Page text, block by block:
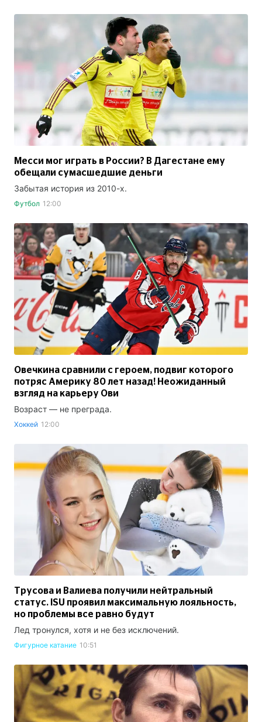
Месси мог играть в России? В Дагестане ему
обещали сумасшедшие деньги
Забытая история из 2010-х.
Футбол 12:00
Овечкина сравнили с героем, подвиг которого
потряс Америку 80 лет назад! Неожиданный
взгляд на карьеру Ови
Возраст — не преграда.
Хоккей 12:00
Трусова и Валиева получили нейтральный
статус. ISU проявил максимальную лояльность,
но проблемы все равно будут
Лед тронулся, хотя и не без исключений.
Фигурное катание 10:51